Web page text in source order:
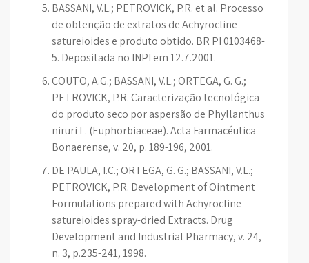
BASSANI, V.L.; PETROVICK, P.R. et al. Processo
de obtenção de extratos de Achyrocline
satureioides e produto obtido. BR PI 0103468-
5. Depositada no INPI em 12.7.2001.
COUTO, A.G.; BASSANI, V.L.; ORTEGA, G. G.;
PETROVICK, P.R. Caracterização tecnológica
do produto seco por aspersão de Phyllanthus
niruri L. (Euphorbiaceae). Acta Farmacéutica
Bonaerense, v. 20, p. 189-196, 2001.
DE PAULA, I.C.; ORTEGA, G. G.; BASSANI, V.L.;
PETROVICK, P.R. Development of Ointment
Formulations prepared with Achyrocline
satureioides spray-dried Extracts. Drug
Development and Industrial Pharmacy, v. 24,
n. 3, p.235-241, 1998.